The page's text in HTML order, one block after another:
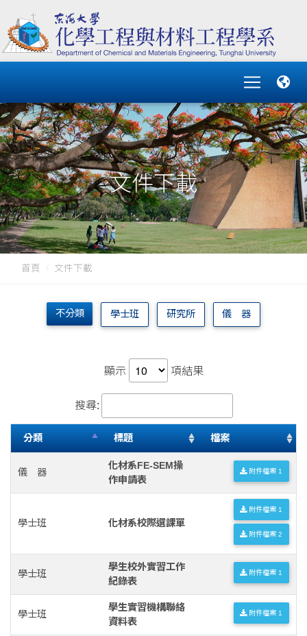
文件下載
首頁 文件下載
不分類 學士班 研究所 儀 器
顯示 項結果
搜尋:
分類 標題 檔案
儀 器
化材系FE-SEM操
作申請表
附件檔案 1
學士班 化材系校際選課單
附件檔案 1
附件檔案 2
學士班
學生校外實習工作
紀錄表
附件檔案 1
學士班
學生實習機構聯絡
資料表
附件檔案 1